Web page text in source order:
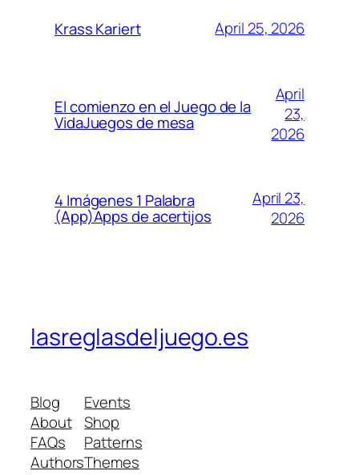
Krass Kariert April 25, 2026
El comienzo en el Juego de la
VidaJuegos de mesa
April
23,
2026
4 Imágenes 1 Palabra
(App)Apps de acertijos
April 23,
2026
lasreglasdeljuego.es
Blog
About
FAQs
Authors
Events
Shop
Patterns
Themes